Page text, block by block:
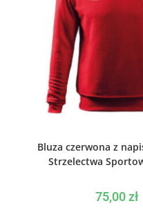
Bluza czerwona z
Strzelectwa
75,00zł